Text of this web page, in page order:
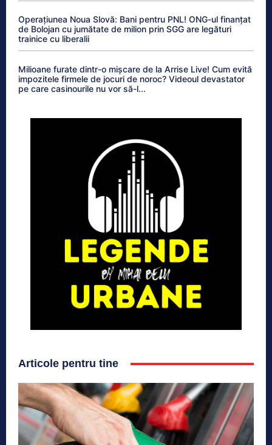
Operațiunea Noua Slovă: Bani pentru PNL! ONG-ul finanțat
de Bolojan cu jumătate de milion prin SGG are legături
trainice cu liberalii
Milioane furate dintr-o mișcare de la Arrise Live! Cum evită
impozitele firmele de jocuri de noroc? Videoul devastator
pe care casinourile nu vor să-l...
Articole pentru tine